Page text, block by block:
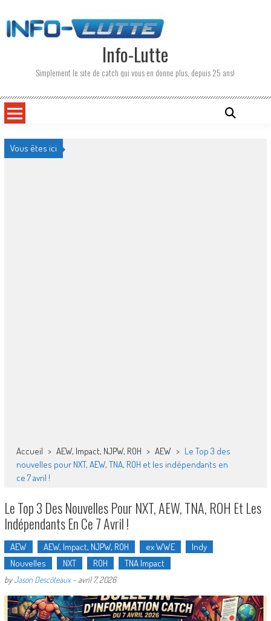
to
content
Info-Lutte
Simplement le site de catch qui vous en donne plus, depuis 25 ans!
Vous êtes ici
Accueil > AEW, Impact, NJPW, ROH > AEW > Le Top 3 des
nouvelles pour NXT, AEW, TNA, ROH et les indépendants en
ce 7 avril !
Le Top 3 Des Nouvelles Pour NXT, AEW, TNA, ROH Et Les
Indépendants En Ce 7 Avril !
AEW AEW, Impact, NJPW, ROH ex WWE
Indy
Nouvelles
NXT ROH TNA Impact
byJason Descôteaux- avril 7, 2026